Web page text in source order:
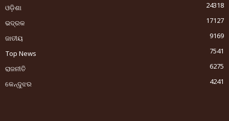
ଓଡ଼ିଶା
24318
ଭଦ୍ରକ
17127
ଜାତୀୟ
9169
Top News
7541
ରାଜନୀତି
6275
କେନ୍ଦୁଝର
4241